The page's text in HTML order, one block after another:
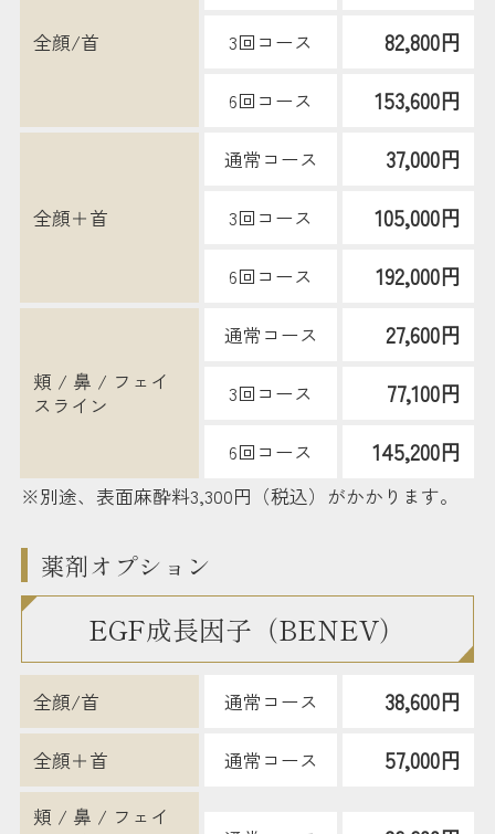
全顔/首 3回コース 82,800円
6回コース 153,600円
全顔＋首
通常コース 37,000円
3回コース 105,000円
6回コース 192,000円
頬 / 鼻 / フェイ
スライン
通常コース 27,600円
3回コース 77,100円
6回コース 145,200円
※別途、表面麻酔料3,300円（税込）がかかります。
薬剤オプション
EGF成長因子（BENEV）
全顔/首 通常コース 38,600円
全顔＋首 通常コース 57,000円
頬 / 鼻 / フェイ